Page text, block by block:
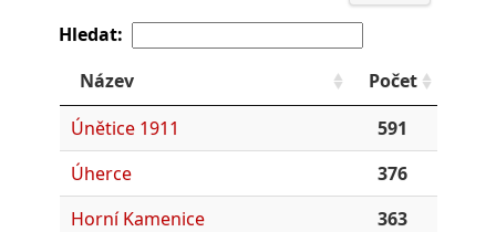
Hledat:
Název
Počet
Únětice 1911
591
Úherce
376
Horní Kamenice
363